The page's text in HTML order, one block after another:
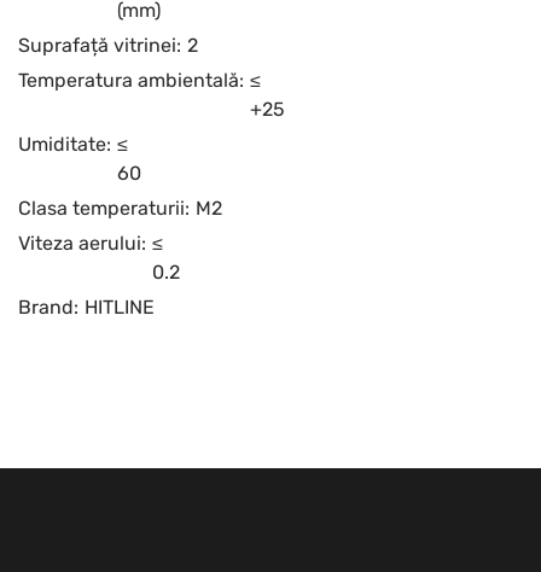
(mm)
Suprafață vitrinei: 2
Temperatura ambientală: ≤
+25
Umiditate: ≤
60
Clasa temperaturii: M2
Viteza aerului: ≤
0.2
Brand: HITLINE